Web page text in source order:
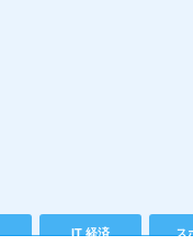
IT 経済 ス